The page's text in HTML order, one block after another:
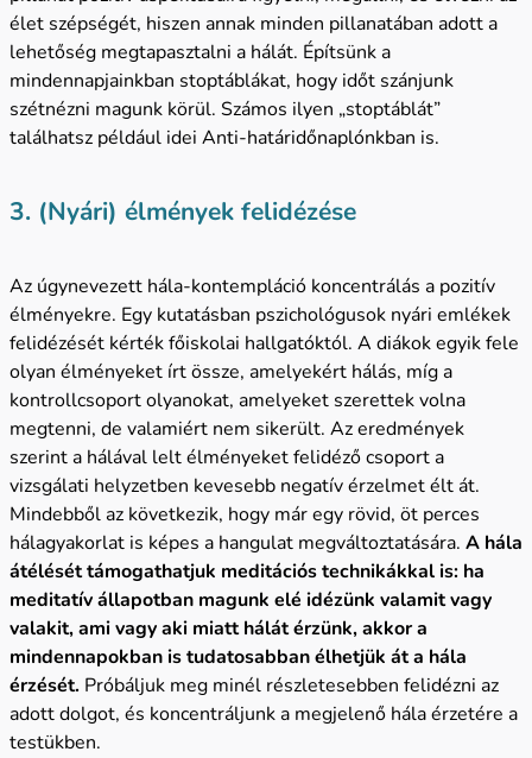
élet szépségét, hiszen annak minden pillanatában adott a
lehetőség megtapasztalni a hálát. Építsünk a
mindennapjainkban stoptáblákat, hogy időt szánjunk
szétnézni magunk körül. Számos ilyen „stoptáblát”
találhatsz például idei Anti-határidőnaplónkban is.
3. (Nyári) élmények felidézése
Az úgynevezett hála-kontempláció koncentrálás a pozitív
élményekre. Egy kutatásban pszichológusok nyári emlékek
felidézését kérték főiskolai hallgatóktól. A diákok egyik fele
olyan élményeket írt össze, amelyekért hálás, míg a
kontrollcsoport olyanokat, amelyeket szerettek volna
megtenni, de valamiért nem sikerült. Az eredmények
szerint a hálával lelt élményeket felidéző csoport a
vizsgálati helyzetben kevesebb negatív érzelmet élt át.
Mindebből az következik, hogy már egy rövid, öt perces
hálagyakorlat is képes a hangulat megváltoztatására. A hála
átélését támogathatjuk meditációs technikákkal is: ha
meditatív állapotban magunk elé idézünk valamit vagy
valakit, ami vagy aki miatt hálát érzünk, akkor a
mindennapokban is tudatosabban élhetjük át a hála
érzését. Próbáljuk meg minél részletesebben felidézni az
adott dolgot, és koncentráljunk a megjelenő hála érzetére a
testükben.